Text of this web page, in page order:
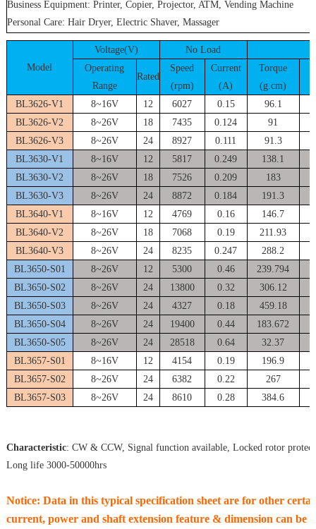
Business Equipment: Printer, Copier, Projector, ATM, Vending Machine
Personal Care: Hair Dryer, Electric Shaver, Massager
Model
Voltage(V)
No Load
Operating
Range
Rated
Speed
(rpm)
Current
(A)
Torque
(g.cm)
BL3626-V1
8~16V 12 6027 0.15 96.1
BL3626-V2
8~26V 18 7435 0.124 91
BL3626-V3
8~26V 24 8927 0.111 91.3
BL3630-V1
8~16V 12 5817 0.249 138.1
BL3630-V2
8~26V 18 7526 0.209 183
BL3630-V3
8~26V 24 8872 0.184 191.3
BL3640-V1
8~16V 12 4769 0.16 146.7
BL3640-V2
8~26V 18 7068 0.19 211.93
BL3640-V3
8~26V 24 8235 0.247 288.2
BL3650-S01
8~26V 12 5300 0.46 239.794
BL3650-S02
8~26V 24 13800 0.32 306.12
BL3650-S03
8~26V 24 4327 0.18 459.18
BL3650-S04
8~26V 24 19400 0.44 183.672
BL3650-S05
8~26V 24 28518 0.64 32.37
BL3657-S01
8~16V 12 4154 0.19 196.9
BL3657-S02
8~26V 24 6382 0.22 267
BL3657-S03
8~26V 24 8610 0.28 384.6
Characteristic: CW & CCW, Signal function available, Locked rotor
Long life 3000-50000hrs
Notice: Data in this typical specification sheet are for other
current, power and shaft extension feature & dimension can be